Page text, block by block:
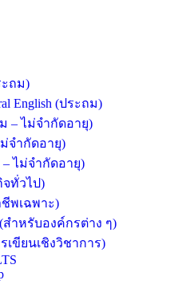
ะถม)
English (ประถม)
ม – ไม่จำกัดอายุ)
ม่จำกัดอายุ)
– ไม่จำกัดอายุ)
จทั่วไป)
ชีพเฉพาะ)
(สำหรับองค์กรต่าง ๆ)
รเขียนเชิงวิชาการ)